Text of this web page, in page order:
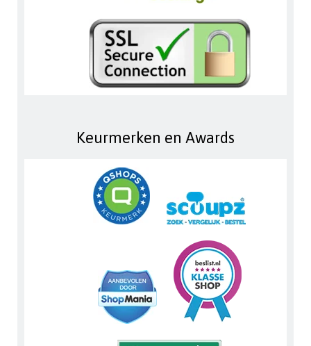
Keurmerken en Awards